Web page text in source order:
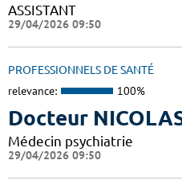
ASSISTANT
29/04/2026 09:50
PROFESSIONNELS DE SANTÉ
relevance: 100%
Docteur
Médecin psychiatrie
29/04/2026 09:50